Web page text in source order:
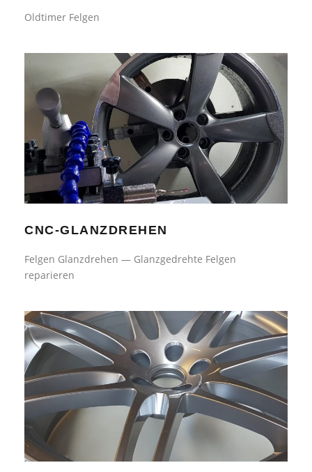
Oldtimer Felgen
CNC-GLANZDREHEN
CNC-GLANZDREHEN
Felgen Glanzdrehen — Glanzgedrehte Felgen
reparieren
PULVER- UND LACKBESCHICHTUNG